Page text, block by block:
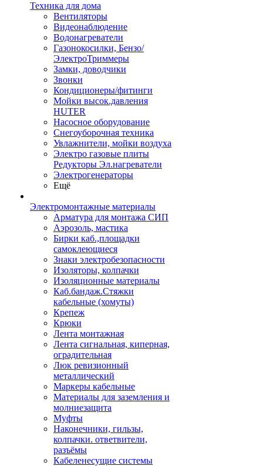
Техника для дома
Вентиляторы
Видеонаблюдение
Водонагреватели
Газонокосилки, Бензо/
ЭлектроТриммеры
Замки, доводчики
Звонки
Кондиционеры/фитинги
Мойки высок.давления
HUTER
Насосное оборудование
Снегоуборочная техника
Увлажнители, мойки воздуха
Электро газовые плиты
Редукторы Эл.нагреватели
Электрогенераторы
Ещё
Электромонтажные материалы
Арматура для монтажа СИП
Аэрозоль, мастика
Бирки каб.,площадки
самоклеющиеся
Знаки электробезопасности
Изоляторы, колпачки
Изоляционные материалы
Каб.бандаж.Стяжки
кабельные (хомуты)
Крепеж
Крюки
Лента монтажная
Лента сигнальная, киперная,
оградительная
Люк ревизионный
металлический
Маркеры кабельные
Материалы для заземления и
молниезащита
Муфты
Наконечники, гильзы,
колпачки. ответвители,
разъёмы
Кабеленесущие системы